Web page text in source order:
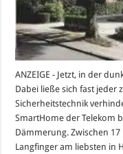
ANZEIGE - Jetzt, in der
Dabei ließe sich fast jeder
Sicherheitstechnik
SmartHome der Telekom
Dämmerung. Zwischen
Langfinger am liebsten in